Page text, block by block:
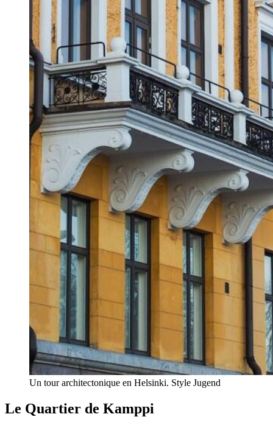
Un tour architectonique en Helsinki. Style Jugend
Le Quartier de Kamppi